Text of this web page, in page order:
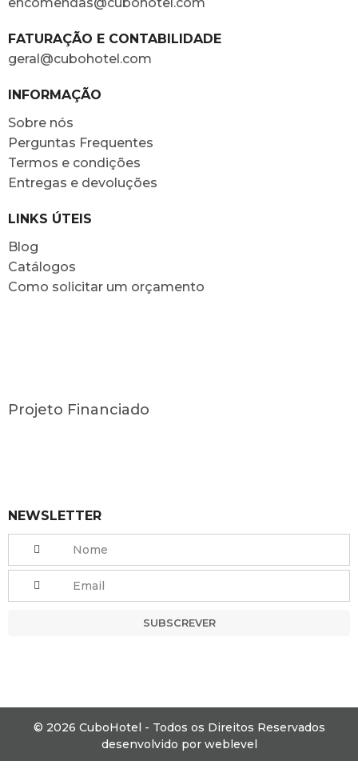
FATURAÇÃO E CONTABILIDADE
geral@cubohotel.com
INFORMAÇÃO
Sobre nós
Perguntas Frequentes
Termos e condições
Entregas e devoluções
LINKS ÚTEIS
Blog
Catálogos
Como solicitar um orçamento
Projeto Financiado
NEWSLETTER
SUBSCREVER
© 2026 CuboHotel - Todos os Direitos Reservados
desenvolvido por weblevel